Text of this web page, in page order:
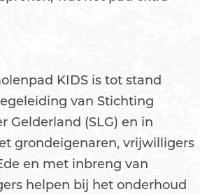
KIDS is tot stand
van Stichting
Gelderland (SLG) en in
grondeigenaren, vrijwilligers
en met inbreng van
helpen bij het onderhoud